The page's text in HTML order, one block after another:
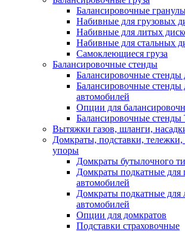
Балансировочные
Набивные для грузовых
Набивные для литых
Набивные для стальных
Самоклеющиеся груза
Балансировочные стенды
Балансировочные стенды
Балансировочные стенды
автомобилей
Опции для
Балансировочные стенды
Вытяжки газов, шланги,
Домкраты, подставки, тележки,
упоры
Домкраты бутылочного
Домкраты подкатные для
автомобилей
Домкраты подкатные для
автомобилей
Опции для домкратов
Подставки страховочные